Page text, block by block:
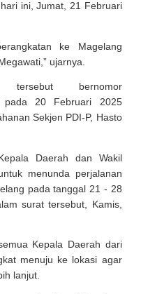
ini, Jumat, 21 Februari
ke Magelang
ujarnya.
bernomor
pada 20 Februari 2025
Sekjen PDI-P, Hasto
Daerah dan Wakil
menunda perjalanan
pada tanggal 21 - 28
surat tersebut, Kamis,
Kepala Daerah dari
menuju ke lokasi agar
lanjut.